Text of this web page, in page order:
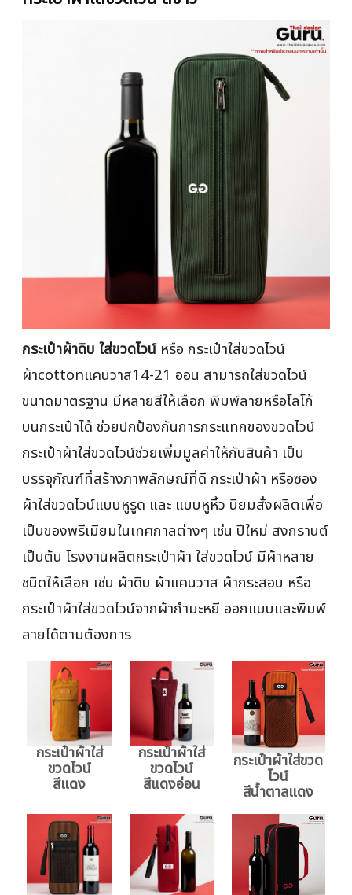
กระเป๋าผ้าดิบ ใส่ขวดไวน์หรือ กระเป๋าใส่ขวดไวน์
ผ้าcottonแคนวาส14-21 ออน สามารถใส่ขวดไวน์
ขนาดมาตรฐาน มีหลายสีให้เลือก พิมพ์ลายหรือโลโก้
บนกระเป๋าได้ ช่วยปกป้องกันการกระแทกของขวดไวน์
กระเป๋าผ้าใส่ขวดไวน์ช่วยเพิ่มมูลค่าให้กับสินค้า เป็น
บรรจุภัณฑ์ที่สร้างภาพลักษณ์ที่ดี กระเป๋าผ้า หรือซอง
ผ้าใส่ขวดไวน์แบบหูรูด และ แบบหูหิ้ว นิยมสั่งผลิตเพื่อ
เป็นของพรีเมียมในเทศกาลต่างๆ เช่น ปีใหม่ สงกรานต์
เป็นต้น โรงงานผลิตกระเป๋าผ้า ใส่ขวดไวน์ มีผ้าหลาย
ชนิดให้เลือก เช่น ผ้าดิบ ผ้าแคนวาส ผ้ากระสอบ หรือ
กระเป๋าผ้าใส่ขวดไวน์จากผ้ากำมะหยี ออกแบบและพิมพ์
ลายได้ตามต้องการ
กระเป๋าผ้าใส่
ขวดไวน์
สีแดง
กระเป๋าผ้าใส่
ขวดไวน์
สีแดงอ่อน
กระเป๋าผ้าใส่ขวด
ไวน์
สีน้ำตาลแดง